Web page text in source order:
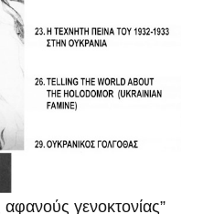
αφανούς γενοκτονίας”